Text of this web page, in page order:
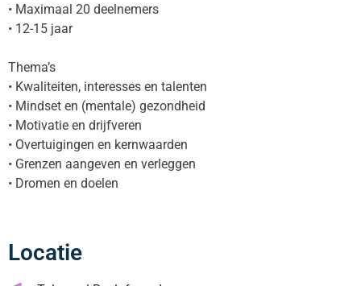
• Maximaal 20 deelnemers
• 12-15 jaar
Thema’s
• Kwaliteiten, interesses en talenten
• Mindset en (mentale) gezondheid
• Motivatie en drijfveren
• Overtuigingen en kernwaarden
• Grenzen aangeven en verleggen
• Dromen en doelen
Locatie